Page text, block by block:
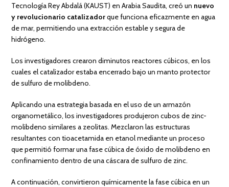
Tecnología Rey Abdalá (KAUST) en Arabia Saudita, creó un nuevo
y revolucionario catalizadorque funciona eficazmente en agua
de mar, permitiendo una extracción estable y segura de
hidrógeno.
Los investigadores crearon diminutos reactores cúbicos, en los
cuales el catalizador estaba encerrado bajo un manto protector
de sulfuro de molibdeno.
Aplicando una estrategia basada en el uso de un armazón
organometálico, los investigadores produjeron cubos de zinc-
molibdeno similares a zeolitas. Mezclaron las estructuras
resultantes con tioacetamida en etanol mediante un proceso
que permitió formar una fase cúbica de óxido de molibdeno en
confinamiento dentro de una cáscara de sulfuro de zinc.
A continuación, convirtieron químicamente la fase cúbica en un